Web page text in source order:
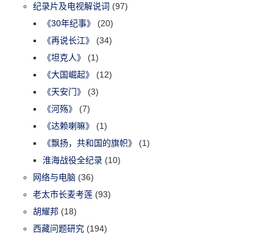
纪录片及电视解说词 (97)
《30年纪事》
(20)
《再说长江》
(34)
《坦克人》
(1)
《大国崛起》
(12)
《天安门》
(3)
《河殇》
(7)
《达赖喇嘛》
(1)
《飘扬，共和国的旗帜》
(1)
淮海战役全纪录 (10)
网络与电脑 (36)
老太市长麦考莲 (93)
胡耀邦 (18)
西藏问题研究 (194)